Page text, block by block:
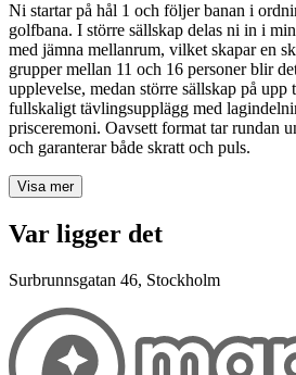
Ni startar på hål 1 och följer banan i
golfbana. I större sällskap delas ni in i
med jämna mellanrum, vilket skapar en
grupper mellan 11 och 16 personer blir
upplevelse, medan större sällskap på
fullskaligt tävlingsupplägg med
prisceremoni. Oavsett format tar rundan
och garanterar både skratt och puls.
Visa mer
Var ligger det
Surbrunnsgatan 46, Stockholm